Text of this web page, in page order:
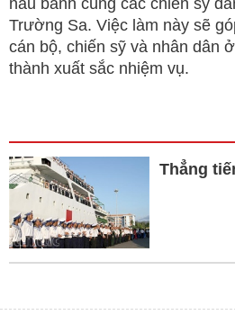
nấu bánh cùng các chiến sỹ
Trường Sa. Việc làm này sẽ
cán bộ, chiến sỹ và nhân dân
thành xuất sắc nhiệm vụ.
Thẳng